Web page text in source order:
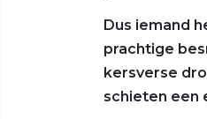
Dus iemand
prachtige
kersverse
schieten een